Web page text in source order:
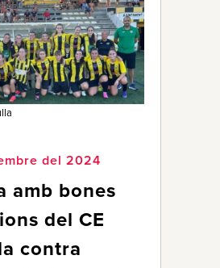
Esports
Noticies
Qui Som
del 2024
amb bones
del CE
contra